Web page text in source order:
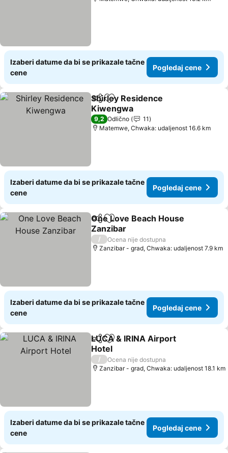
Izaberi datume da bi se prikazale tačne
cene
Pogledaj cene
Deli Dodati u favorite
Shirley Residence
Kiwengwa
9,2 Odlično
11
Matemwe, Chwaka: udaljenost 16.6 km
Izaberi datume da bi se prikazale tačne
cene
Pogledaj cene
Deli Dodati u favorite
One Love Beach House
Zanzibar
/
Ocena nije dostupna
Zanzibar - grad, Chwaka: udaljenost 7.9 km
Izaberi datume da bi se prikazale tačne
cene
Pogledaj cene
Deli Dodati u favorite
LUCA & IRINA Airport
Hotel
/
Ocena nije dostupna
Zanzibar - grad, Chwaka: udaljenost 18.1 km
Izaberi datume da bi se prikazale tačne
cene
Pogledaj cene